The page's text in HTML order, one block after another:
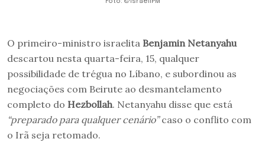
O primeiro-ministro israelita Benjamin Netanyahu
descartou nesta quarta-feira, 15, qualquer
possibilidade de trégua no Líbano, e subordinou as
negociações com Beirute ao desmantelamento
completo do Hezbollah. Netanyahu disse que está
“preparado para qualquer cenário”caso o conflito com
o Irã seja retomado.